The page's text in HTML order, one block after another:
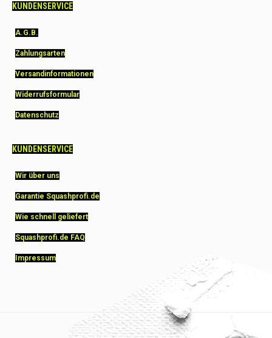
KUNDENSERVICE
A.G.B.
Zahlungsarten
Versandinformationen
Widerrufsformular
Datenschutz
KUNDENSERVICE
Wir über uns
Garantie Squashprofi.de
Wie schnell geliefert
Squashprofi.de FAQ
Impressum